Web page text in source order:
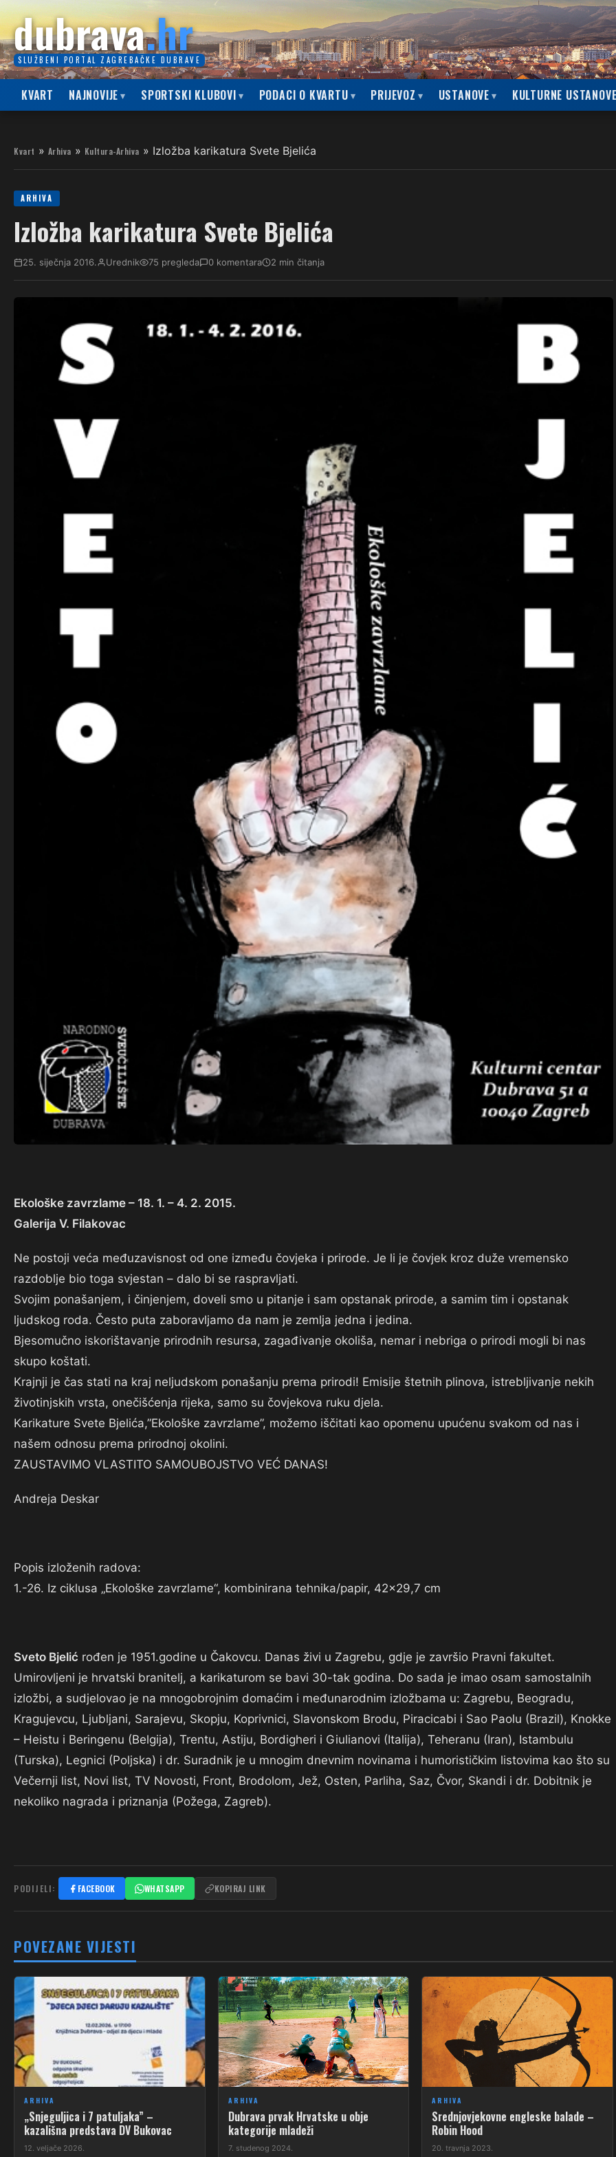
dubrava.hr
SLUŽBENI PORTAL ZAGREBAČKE DUBRAVE
KVART NAJNOVIJE SPORTSKI KLUBOVI PODACI O KVARTU PRIJEVOZ USTANOVE KULTURNE USTANOVE
Kvart » Arhiva » Kultura-Arhiva » Izložba karikatura Svete Bjelića
ARHIVA
Izložba karikatura Svete Bjelića
25. siječnja 2016. Urednik 75 pregleda 0 komentara 2 min čitanja
Ekološke zavrzlame – 18. 1. – 4. 2. 2015.
Galerija V. Filakovac
Ne postoji veća međuzavisnost od one između čovjeka i prirode. Je li je čovjek kroz duže vremensko
razdoblje bio toga svjestan – dalo bi se raspravljati.
Svojim ponašanjem, i činjenjem, doveli smo u pitanje i sam opstanak prirode, a samim tim i opstanak
ljudskog roda. Često puta zaboravljamo da nam je zemlja jedna i jedina.
Bjesomučno iskorištavanje prirodnih resursa, zagađivanje okoliša, nemar i nebriga o prirodi mogli bi nas
skupo koštati.
Krajnji je čas stati na kraj neljudskom ponašanju prema prirodi! Emisije štetnih plinova, istrebljivanje nekih
životinjskih vrsta, onečišćenja rijeka, samo su čovjekova ruku djela.
Karikature Svete Bjelića,”Ekološke zavrzlame”, možemo iščitati kao opomenu upućenu svakom od nas i
našem odnosu prema prirodnoj okolini.
ZAUSTAVIMO VLASTITO SAMOUBOJSTVO VEĆ DANAS!
Andreja Deskar
Popis izloženih radova:
1.-26. Iz ciklusa „Ekološke zavrzlame“, kombinirana tehnika/papir, 42×29,7 cm
Sveto Bjelić rođen je 1951.godine u Čakovcu. Danas živi u Zagrebu, gdje je završio Pravni fakultet.
Umirovljeni je hrvatski branitelj, a karikaturom se bavi 30-tak godina. Do sada je imao osam samostalnih
izložbi, a sudjelovao je na mnogobrojnim domaćim i međunarodnim izložbama u: Zagrebu, Beogradu,
Kragujevcu, Ljubljani, Sarajevu, Skopju, Koprivnici, Slavonskom Brodu, Piracicabi i Sao Paolu (Brazil), Knokke
– Heistu i Beringenu (Belgija), Trentu, Astiju, Bordigheri i Giulianovi (Italija), Teheranu (Iran), Istambulu
(Turska), Legnici (Poljska) i dr. Suradnik je u mnogim dnevnim novinama i humorističkim listovima kao što su
Večernji list, Novi list, TV Novosti, Front, Brodolom, Jež, Osten, Parliha, Saz, Čvor, Skandi i dr. Dobitnik je
nekoliko nagrada i priznanja (Požega, Zagreb).
PODIJELI: FACEBOOK WHATSAPP KOPIRAJ LINK
POVEZANE VIJESTI
ARHIVA
„Snjeguljica i 7 patuljaka” –
kazališna predstava DV Bukovac
12. veljače 2026.
ARHIVA
Dubrava prvak Hrvatske u obje
kategorije mladeži
7. studenog 2024.
ARHIVA
Srednjovjekovne engleske balade –
Robin Hood
20. travnja 2023.